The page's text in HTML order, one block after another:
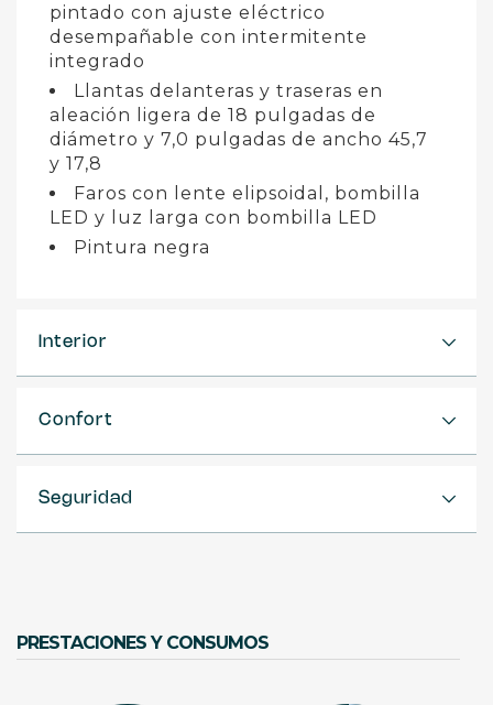
pintado con ajuste eléctrico
desempañable con intermitente
integrado
Llantas delanteras y traseras en
aleación ligera de 18 pulgadas de
diámetro y 7,0 pulgadas de ancho 45,7
y 17,8
Faros con lente elipsoidal, bombilla
LED y luz larga con bombilla LED
Pintura negra
Interior
Confort
Seguridad
PRESTACIONES Y CONSUMOS